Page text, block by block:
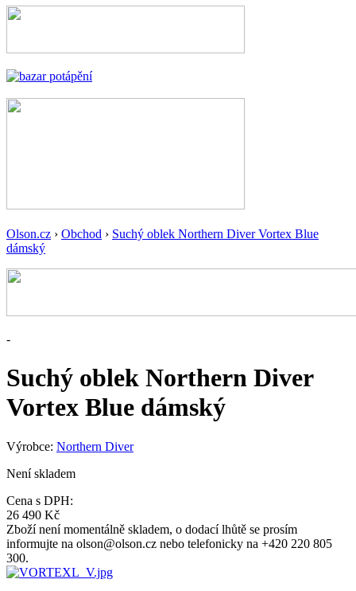
Olson.cz › Obchod › Suchý oblek Northern Diver Vortex Blue
dámský
-
Suchý oblek Northern Diver
Vortex Blue dámský
Výrobce: Northern Diver
Není skladem
Cena s DPH:
26 490 Kč
Zboží není momentálně skladem, o dodací lhůtě se prosím
informujte na olson@olson.cz nebo telefonicky na +420 220 805
300.